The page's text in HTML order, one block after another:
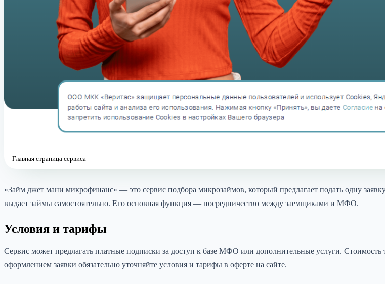
Главная страница сервиса
«Займ джет мани микрофинанс» — это сервис подбора микрозаймов, который предлагает подать одну
выдает займы самостоятельно. Его основная функция — посредничество между заемщиками и МФО.
Условия и тарифы
Сервис может предлагать платные подписки за доступ к базе МФО или дополнительные услуги. Стоимость
оформлением заявки обязательно уточняйте условия и тарифы в оферте на сайте.